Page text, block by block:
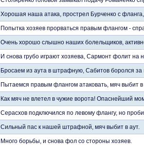
Хорошая наша атака, прострел Бурченко с
Попытка хозяев прорваться правым флангом -
Очень хорошо слышно наших болельщиков,
И снова грубо играют хозяева, Сармонт фолит на
Бросаем из аута в штрафную, Сабитов боролся за
Пытаемся правым флангом атаковать, мяч выбит в
Как мяч не влетел в чужие ворота! Опаснейший
Серасхов подключился по левому флангу, но
Сильный пас к нашей штрафной, мяч выбит в аут.
Много борьбы, и снова фол со стороны хозяев.